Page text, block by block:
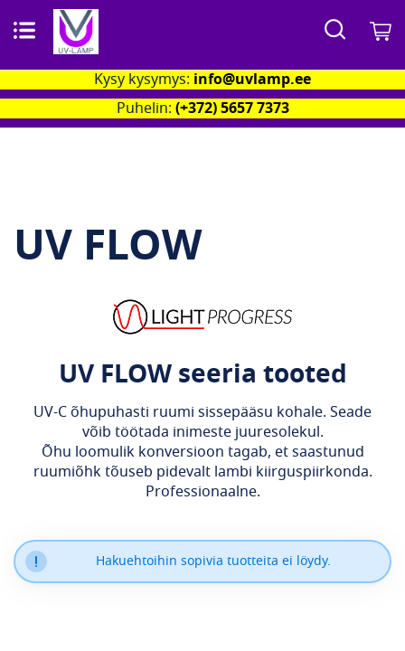
Search
Kysy kysymys: info@uvlamp.ee
Puhelin: (+372) 5657 7373
UV FLOW
UV FLOW seeria tooted
UV-C õhupuhasti ruumi sissepääsu kohale. Seade
võib töötada inimeste juuresolekul.
Õhu loomulik konversioon tagab, et saastunud
ruumiõhk tõuseb pidevalt lambi kiirguspiirkonda.
Professionaalne.
Hakuehtoihin sopivia tuotteita ei löydy.